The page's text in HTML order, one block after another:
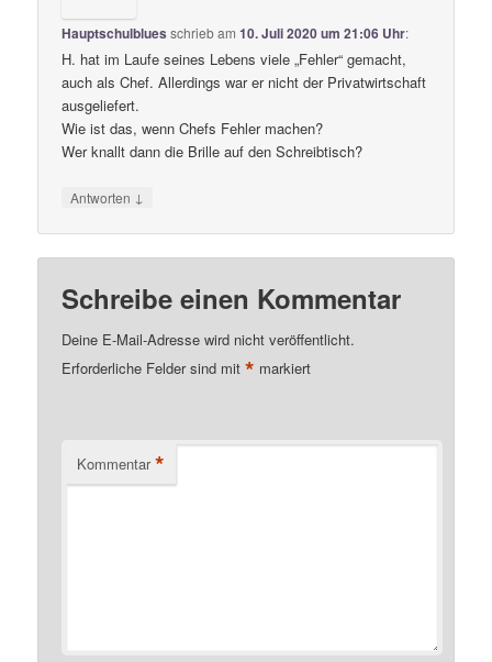
Hauptschulblues schriebam10. Juli 2020 um 21:06 Uhr:
H. hat im Laufe seines Lebens viele „Fehler“ gemacht,
auch als Chef. Allerdings war er nicht der Privatwirtschaft
ausgeliefert.
Wie ist das, wenn Chefs Fehler machen?
Wer knallt dann die Brille auf den Schreibtisch?
Antworten ↓
Schreibe einen Kommentar
Deine E-Mail-Adresse wird nicht veröffentlicht.
Erforderliche Felder sind mit* markiert
Kommentar *